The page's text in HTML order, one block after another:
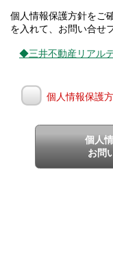
個人情報保護方針をご
を入れて、お問い合せ
◆三井不動産リアル
個人情報保護
個人
お問